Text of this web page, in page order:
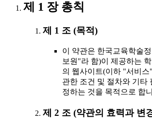
제 1 장 총칙
제 1 조 (목적)
이 약관은 한국교육학술
보원"라 함)이 제공하는
의 웹사이트(이하 "서비스
관한 조건 및 절차와 기타
정하는 것을 목적으로 합
제 2 조 (약관의 효력과 변